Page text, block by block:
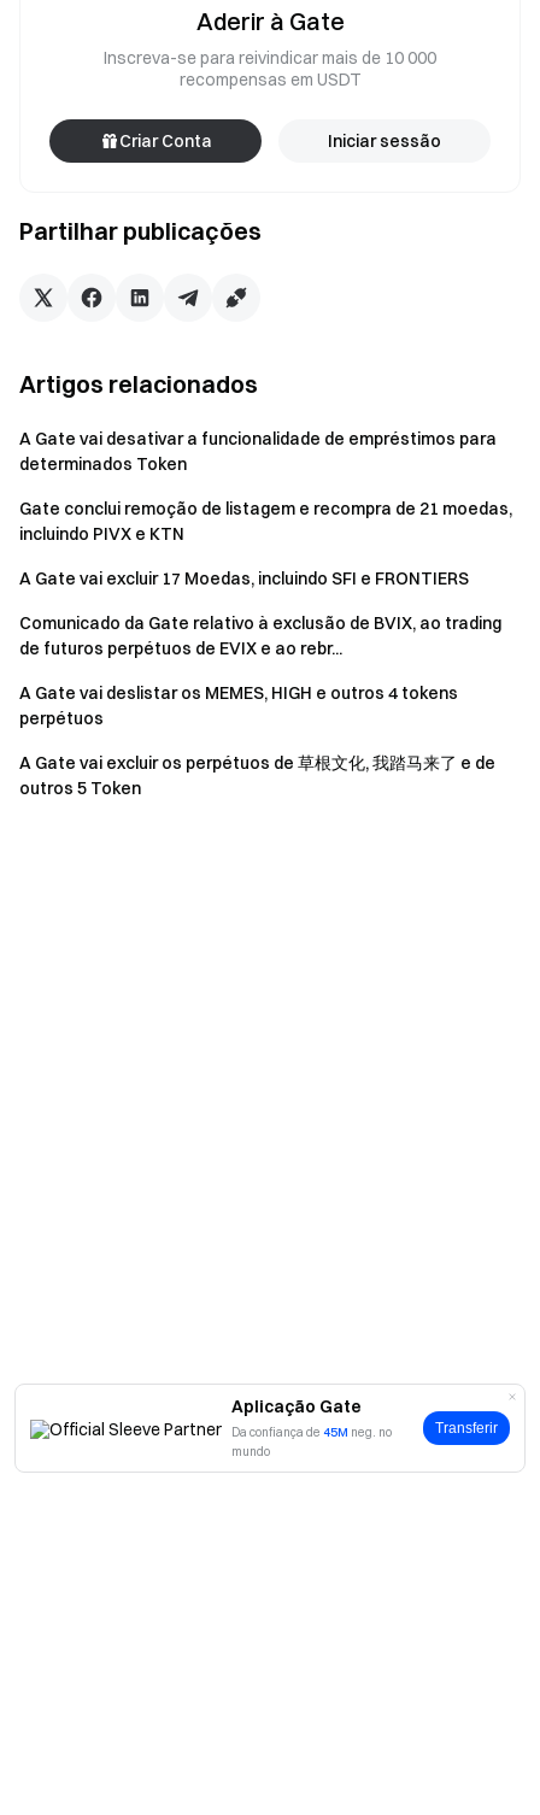
Aplicação Gate
Da confiança de 45M neg. no
mundo
Transferir
Os futuros perpétuos de BZ e CL mantêm-se consistentes
com os futuros perpétuos originais de XBR e XTI em termos
de ativos subjacentes e regras de negociação.
Aceda aos seguintes links para negociar:
https://www.gate.com/pt/futures/USDT/BZ_USDT
Equipa Gate
30 de abril de 2026
O seu Portal para as criptomoedas
Negoceie mais de 4,900 criptomoedas de forma segura,
rápida, e fácil
Comece hoje mesmo
Registe-see reivindique até 10 000$ em recompensas de
Convide um amigoe ganhe 40% de comissão
Mantenha-se ligado
Visite o site oficial da Gate
Siga-nos no X (Twitter)para mais bónus
tópicos em tendência
Interaja com a nossa comunidade global
Partilhar publicações
Aderir à Gate
Inscreva-se para reivindicar mais de 10 000
recompensas em USDT
Criar Conta Iniciar sessão
Artigos relacionados
A Gate vai desativar a funcionalidade de empréstimos para
determinados Token
Gate conclui remoção de listagem e recompra de 21 moedas,
incluindo PIVX e KTN
A Gate vai excluir 17 Moedas, incluindo SFI e FRONTIERS
Comunicado da Gate relativo à exclusão de BVIX, ao trading
de futuros perpétuos de EVIX e ao rebr...
A Gate vai deslistar os MEMES, HIGH e outros 4 tokens
perpétuos
A Gate vai excluir os perpétuos de 草根文化, 我踏马来了 e de
outros 5 Token